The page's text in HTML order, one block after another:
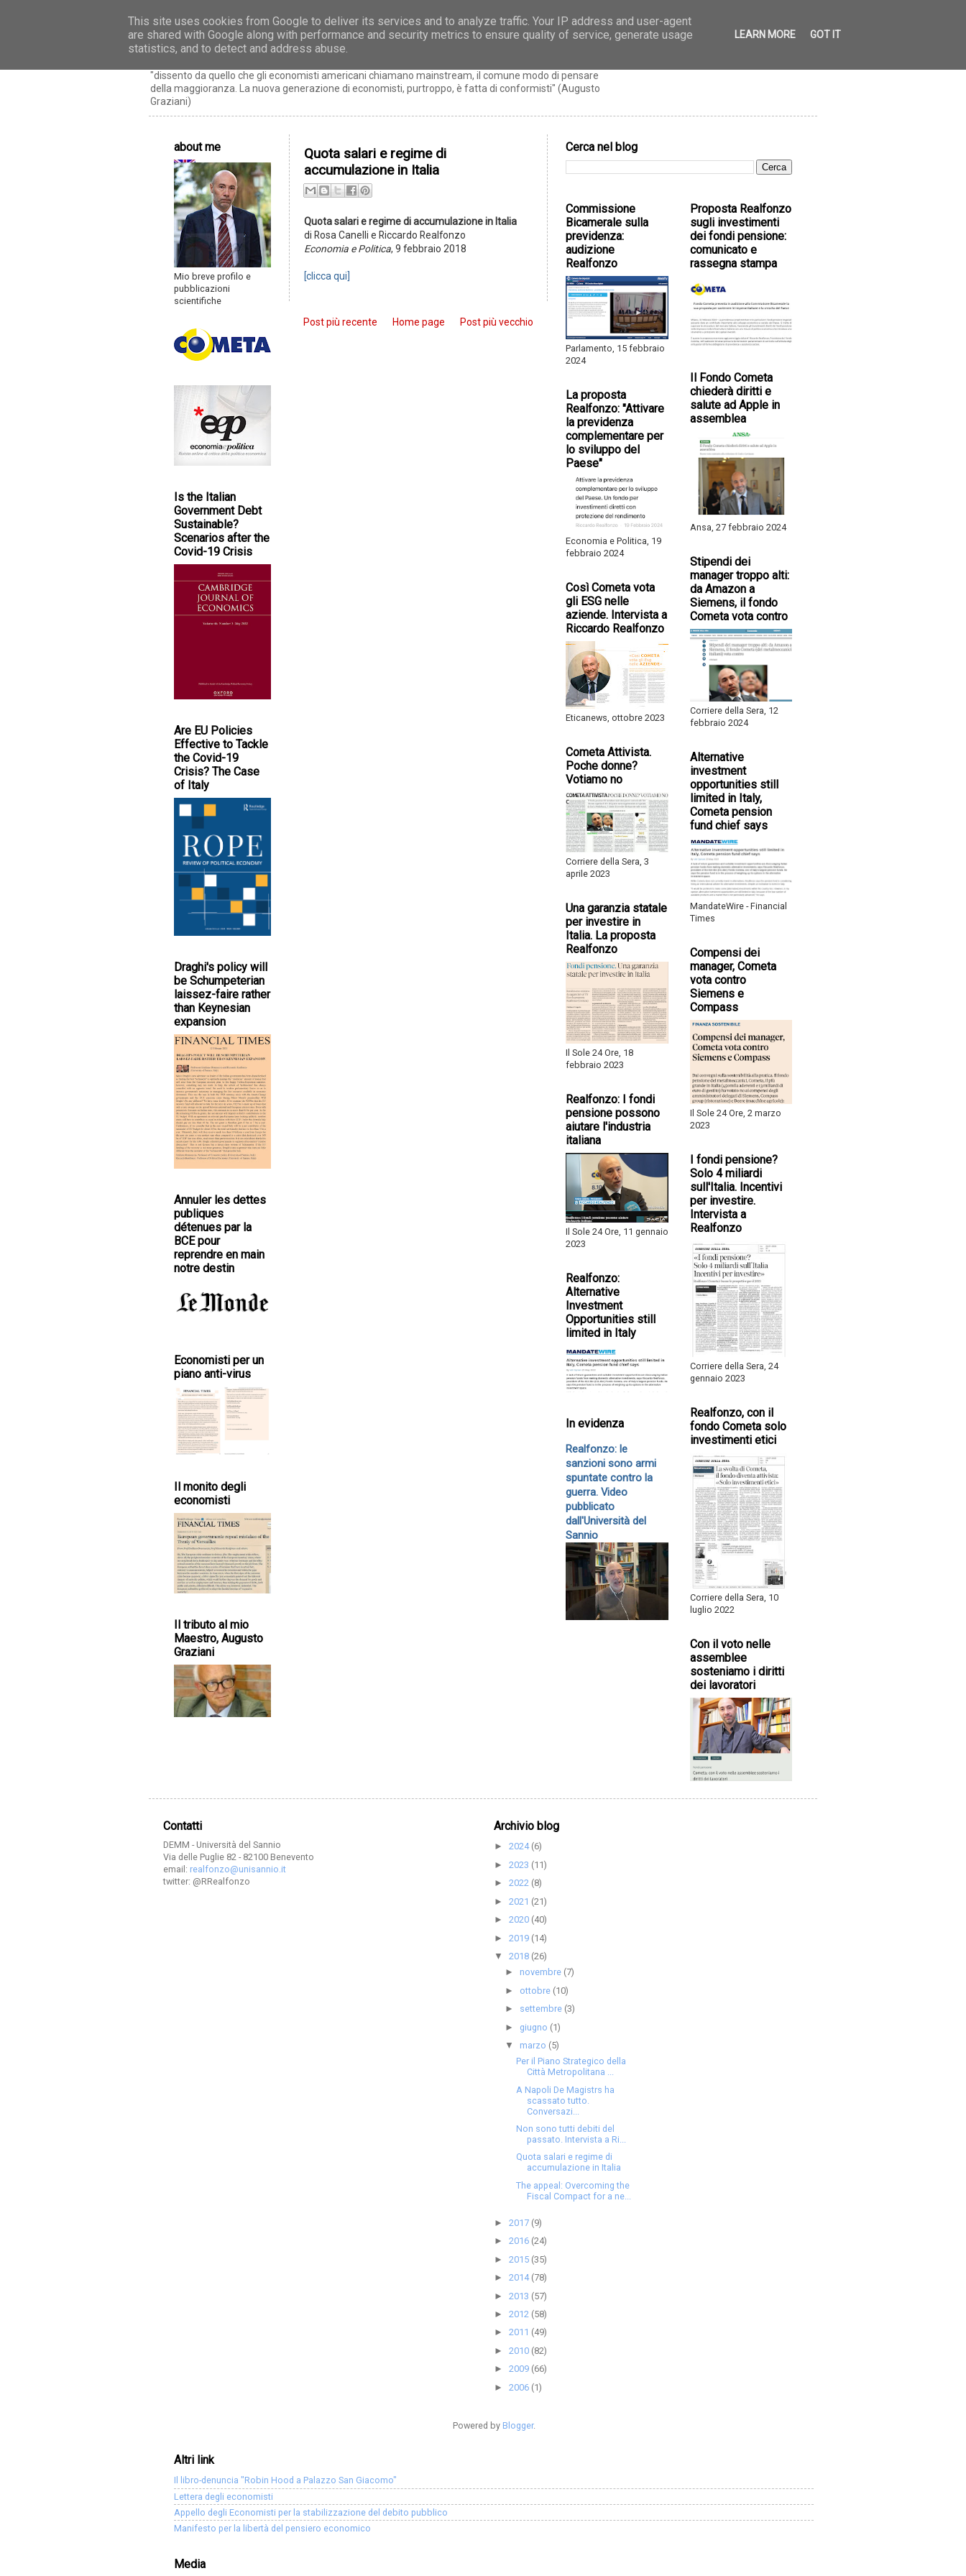
Riccardo Realfonzo
"dissento da quello che gli economisti americani chiamano mainstream, il comune modo di pensare
della maggioranza. La nuova generazione di economisti, purtroppo, è fatta di conformisti" (Augusto
Graziani)
Quota salari e regime di
accumulazione in Italia
Quota salari e regime di accumulazione in Italia
di Rosa Canelli e Riccardo Realfonzo
Economia e Politica, 9 febbraio 2018
[clicca qui]
Post più recente Post più vecchio
Home page
about me
Mio breve profilo e
pubblicazioni
scientifiche
Is the Italian
Government Debt
Sustainable?
Scenarios after the
Covid-19 Crisis
Are EU Policies
Effective to Tackle
the Covid-19
Crisis? The Case
of Italy
Draghi's policy will
be Schumpeterian
laissez-faire rather
than Keynesian
expansion
Annuler les dettes
publiques
détenues par la
BCE pour
reprendre en main
notre destin
Economisti per un
piano anti-virus
Il monito degli
economisti
Il tributo al mio
Maestro, Augusto
Graziani
Cerca nel blog
Commissione
Bicamerale sulla
previdenza:
audizione
Realfonzo
Parlamento, 15 febbraio
2024
La proposta
Realfonzo: "Attivare
la previdenza
complementare per
lo sviluppo del
Paese"
Economia e Politica, 19
febbraio 2024
Così Cometa vota
gli ESG nelle
aziende. Intervista a
Riccardo Realfonzo
Eticanews, ottobre 2023
Cometa Attivista.
Poche donne?
Votiamo no
Corriere della Sera, 3
aprile 2023
Una garanzia statale
per investire in
Italia. La proposta
Realfonzo
Il Sole 24 Ore, 18
febbraio 2023
Realfonzo: I fondi
pensione possono
aiutare l'industria
italiana
Il Sole 24 Ore, 11 gennaio
2023
Realfonzo:
Alternative
Investment
Opportunities still
limited in Italy
In evidenza
Realfonzo: le
sanzioni sono armi
spuntate contro la
guerra. Video
pubblicato
dall'Università del
Sannio
Proposta Realfonzo
sugli investimenti
dei fondi pensione:
comunicato e
rassegna stampa
Il Fondo Cometa
chiederà diritti e
salute ad Apple in
assemblea
Ansa, 27 febbraio 2024
Stipendi dei
manager troppo alti:
da Amazon a
Siemens, il fondo
Cometa vota contro
Corriere della Sera, 12
febbraio 2024
Alternative
investment
opportunities still
limited in Italy,
Cometa pension
fund chief says
MandateWire - Financial
Times
Compensi dei
manager, Cometa
vota contro
Siemens e
Compass
Il Sole 24 Ore, 2 marzo
2023
I fondi pensione?
Solo 4 miliardi
sull'Italia. Incentivi
per investire.
Intervista a
Realfonzo
Corriere della Sera, 24
gennaio 2023
Realfonzo, con il
fondo Cometa solo
investimenti etici
Corriere della Sera, 10
luglio 2022
Con il voto nelle
assemblee
sosteniamo i diritti
dei lavoratori
Contatti
DEMM - Università del Sannio
Via delle Puglie 82 - 82100 Benevento
email: realfonzo@unisannio.it
twitter: @RRealfonzo
Archivio blog
► 2024 (6)
► 2023 (11)
► 2022 (8)
► 2021 (21)
► 2020 (40)
► 2019 (14)
▼ 2018 (26)
► novembre (7)
► ottobre (10)
► settembre (3)
► giugno (1)
▼ marzo (5)
Per il Piano Strategico della
Città Metropolitana ...
A Napoli De Magistrs ha
scassato tutto.
Conversazi...
Non sono tutti debiti del
passato. Intervista a Ri...
Quota salari e regime di
accumulazione in Italia
The appeal: Overcoming the
Fiscal Compact for a ne...
► 2017 (9)
► 2016 (24)
► 2015 (35)
► 2014 (78)
► 2013 (57)
► 2012 (58)
► 2011 (49)
► 2010 (82)
► 2009 (66)
► 2006 (1)
Powered by Blogger.
Altri link
Il libro-denuncia "Robin Hood a Palazzo San Giacomo"
Lettera degli economisti
Appello degli Economisti per la stabilizzazione del debito pubblico
Manifesto per la libertà del pensiero economico
Media
This site uses cookies from Google to deliver its services and to analyze traffic. Your IP address and user-agent
are shared with Google along with performance and security metrics to ensure quality of service, generate usage
statistics, and to detect and address abuse.
LEARN MORE GOT IT